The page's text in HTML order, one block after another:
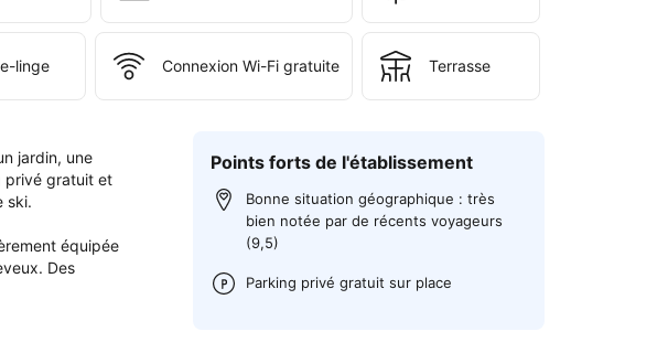
linge Connexion Wi-Fi gratuite Terrasse
jardin, une
privé gratuit et
ski.
équipée
Des
Points forts de l'établissement
Bonne situation géographique : très
bien notée par de récents voyageurs
(9,5)
Parking privé gratuit sur place